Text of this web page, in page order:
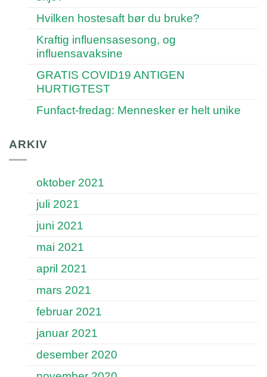
Hvilken hostesaft bør du bruke?
Kraftig influensasesong, og
influensavaksine
GRATIS COVID19 ANTIGEN
HURTIGTEST
Funfact-fredag: Mennesker er helt unike
ARKIV
oktober 2021
juli 2021
juni 2021
mai 2021
april 2021
mars 2021
februar 2021
januar 2021
desember 2020